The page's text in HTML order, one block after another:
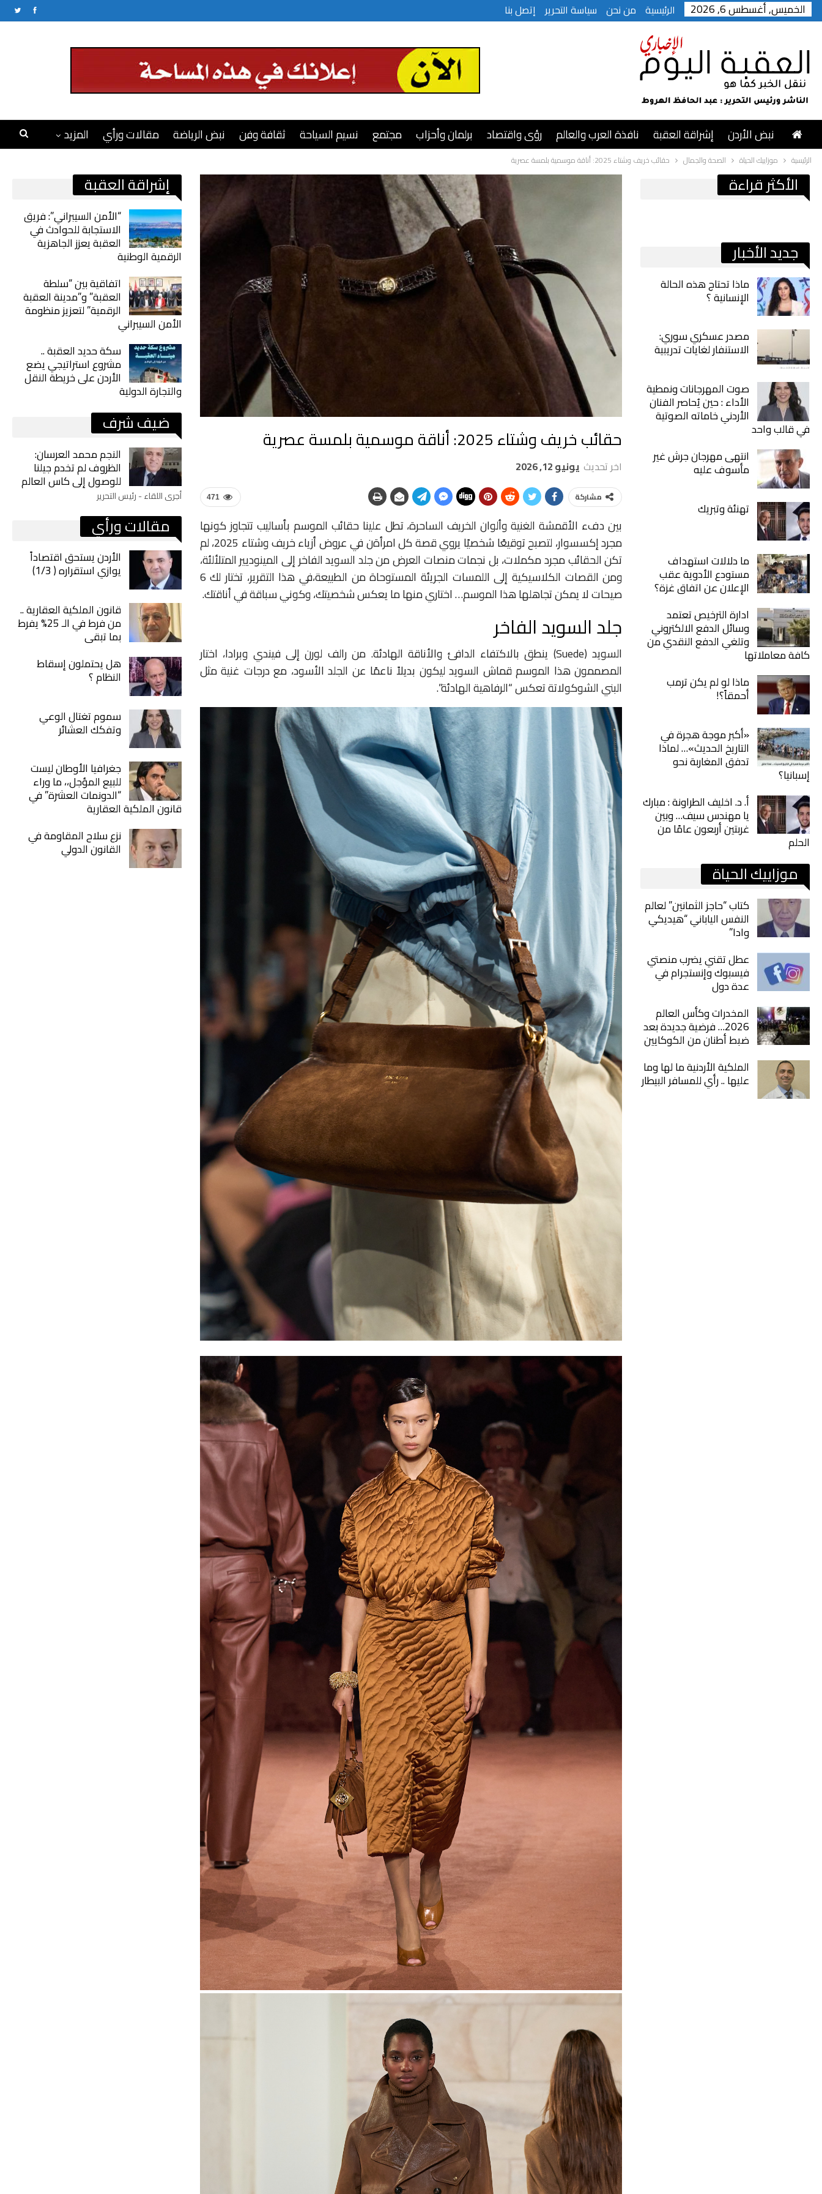
الخميس, أغسطس 6, 2026 الرئيسية من نحن سياسة التحرير إتصل بنا
نبض الأردن إشراقة العقبة نافذة العرب والعالم رؤى واقتصاد برلمان وأحزاب مجتمع نسيم السياحة ثقافة وفن نبض الرياضة مقالات ورأي المزيد
الرئيسية موزاييك الحياة الصحة والجمال حقائب خريف وشتاء 2025: أناقة موسمية بلمسة عصرية
حقائب خريف وشتاء 2025: أناقة موسمية بلمسة عصرية
اخر تحديث يونيو 12, 2026
471 مشاركة
بين دفء الأقمشة الغنية وألوان الخريف الساحرة، تطل علينا حقائب الموسم بأساليب تتجاوز كونها
مجرد إكسسوار، لتصبح توقيعًا شخصيًا يروي قصة كل امرأةن في عروض أزياء خريف وشتاء 2025، لم
تكن الحقائب مجرد مكملات، بل نجمات منصات العرض من جلد السويد الفاخر إلى المينوديير المتلألئة،
ومن القصات الكلاسيكية إلى اللمسات الجريئة المستوحاة من الطبيعة،في هذا التقرير، تختار لك 6
صيحات لا يمكن تجاهلها هذا الموسم… اختاري منها ما يعكس شخصيتك، وكوني سباقة في أناقتك.
جلد السويد الفاخر
السويد (Suede) ينطق بالاكتفاء الدافئ والأناقة الهادئة. من رالف لورن إلى فيندي وبرادا، اختار
المصممون هذا الموسم قماش السويد ليكون بديلاً ناعمًا عن الجلد الأسود، مع درجات غنية مثل
البني الشوكولاتة تعكس “الرفاهية الهادئة”.
إشراقة العقبة
“الأمن السيبراني”: فريق
الاستجابة للحوادث في
العقبة يعزز الجاهزية
الرقمية الوطنية
اتفاقية بين “سلطة
العقبة” و”مدينة العقبة
الرقمية” لتعزيز منظومة
الأمن السيبراني
سكة حديد العقبة ..
مشروع استراتيجي يضع
الأردن على خريطة النقل
والتجارة الدولية
ضيف شرف
النجم محمد العرسان:
الظروف لم تخدم جيلنا
للوصول إلى كاس العالم
أجرى اللقاء - رئيس التحرير
مقالات ورأي
الأردن يستحق اقتصاداً
يوازي استقراره ( 1/3)
قانون الملكية العقارية ..
من فرط في الـ 25% يفرط
بما تبقى
هل يحتملون إسقاط
النظام ؟
سموم تغتال الوعي
وتفكك العشائر
جغرافيا الأوطان ليست
للبيع المؤجل،، ما وراء
“الدونمات العشرة” في
قانون الملكية العقارية
نزع سلاح المقاومة في
القانون الدولي
الأكثر قراءة
جديد الأخبار
ماذا تحتاج هذه الحالة
الإنسانية ؟
مصدر عسكري سوري:
الاستنفار لغايات تدريبية
صوت المهرجانات ونمطية
الأداء : حين يُحاصر الفنان
الأردني خاماته الصوتية
في قالب واحد
انتهى مهرجان جرش غير
مأسوف عليه
تهنئة وتبريك
ما دلالات استهداف
مستودع الأدوية عقب
الإعلان عن اتفاق غزة؟
ادارة الترخيص تعتمد
وسائل الدفع الالكتروني
وتلغي الدفع النقدي من
كافة معاملاتها
ماذا لو لم يكن ترمب
أحمقاً؟!
«أكبر موجة هجرة في
التاريخ الحديث»… لماذا
تدفق المغاربة نحو
إسبانيا؟
أ. د. اخليف الطراونة : مبارك
يا مهندس سيف… وبين
غربتين أربعون عامًا من
الحلم
موزاييك الحياة
كتاب “حاجز الثمانين” لعالم
النفس الياباني “هيديكي
وادا”
عطل تقني يضرب منصتي
فيسبوك وإنستجرام في
عدة دول
المخدرات وكأس العالم
2026… فرضية جديدة بعد
ضبط أطنان من الكوكايين
الملكية الأردنية ما لها وما
عليها .. رأي للمسافر البيطار